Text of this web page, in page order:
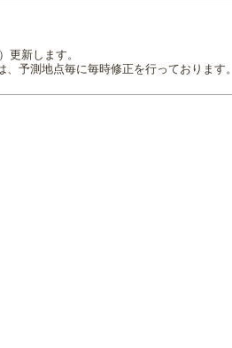
更新します。
予測地点毎に毎時修正を行っております。